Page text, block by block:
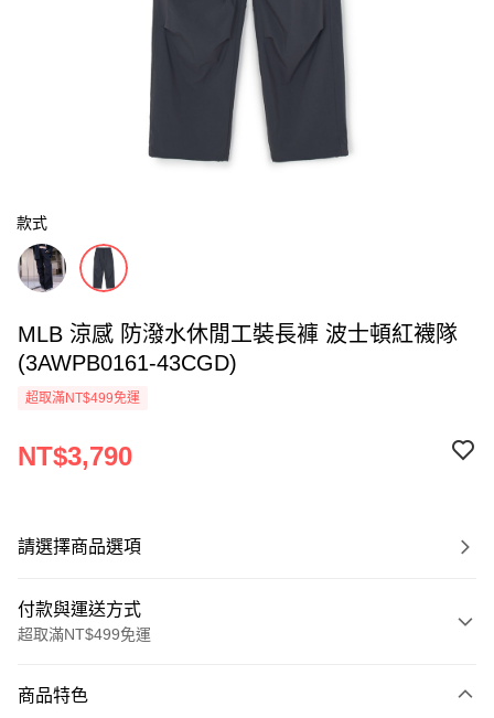
款式
MLB 涼感 防潑水休閒工裝長褲 波士頓紅襪隊
(3AWPB0161-43CGD)
超取滿NT$499免運
NT$3,790
請選擇商品選項
付款與運送方式
超取滿NT$499免運
信用卡一次付款
商品特色